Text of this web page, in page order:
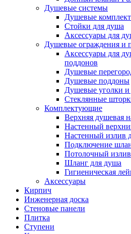
Душевые системы
Душевые
Стойки для душа
Аксессуары для
Душевые ограждения и
Аксессуары для
поддонов
Душевые
Душевые поддоны
Душевые уголки и
Стеклянные
Комплектующие
Верхняя душевая
Настенный
Настенный излив
Подключение
Потолочный
Шланг для душа
Гигиеническая
Аксессуары
Кирпич
Инженерная доска
Стеновые панели
Плитка
Ступени